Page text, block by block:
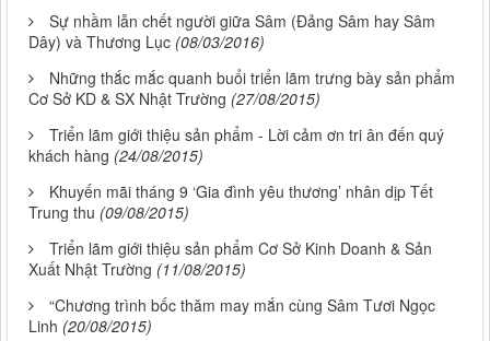
Sự nhầm lẫn chết người giữa Sâm (Đảng Sâm hay Sâm
Dây) và Thương Lục (08/03/2016)
Những thắc mắc quanh buổi triển lãm trưng bày sản phẩm
Cơ Sở KD & SX Nhật Trường (27/08/2015)
Triển lãm giới thiệu sản phẩm - Lời cảm ơn tri ân đến quý
khách hàng (24/08/2015)
Khuyến mãi tháng 9 ‘Gia đình yêu thương’ nhân dịp Tết
Trung thu (09/08/2015)
Triển lãm giới thiệu sản phẩm Cơ Sở Kinh Doanh & Sản
Xuất Nhật Trường (11/08/2015)
“Chương trình bốc thăm may mắn cùng Sâm Tươi Ngọc
Linh (20/08/2015)